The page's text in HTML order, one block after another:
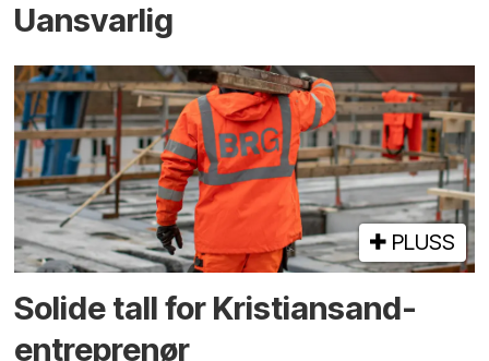
Uansvarlig
PLUSS
Solide tall for Kristiansand-
entreprenør